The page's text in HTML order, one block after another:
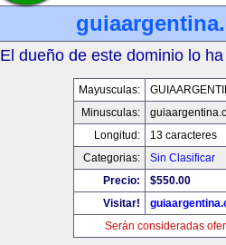
El dueño de este dominio lo
Mayusculas:
Minusculas:
Longitud:
13 caracteres
Categorias:
Sin Clasificar
Precio:
$550.00
Visitar!
Serán consideradas